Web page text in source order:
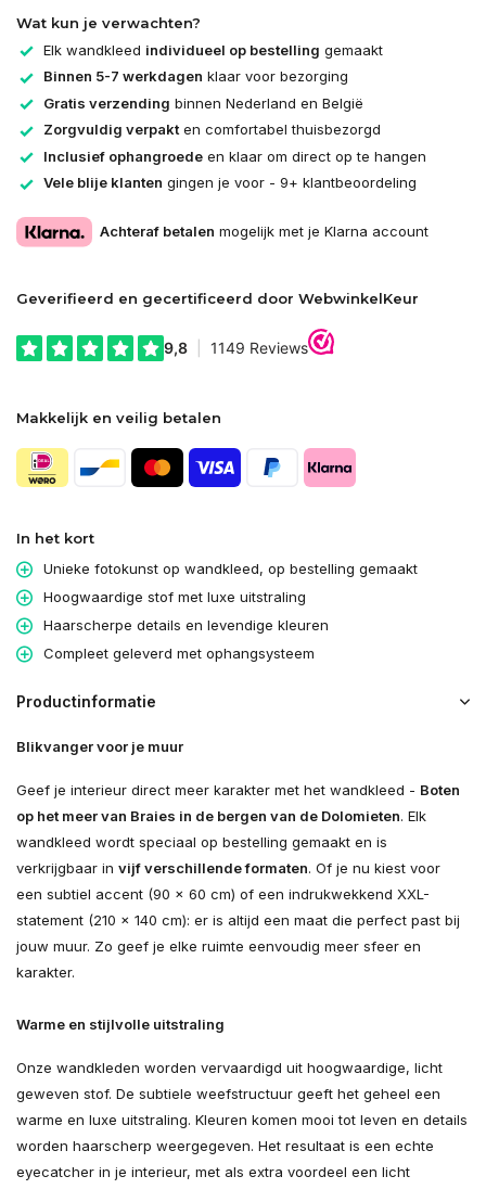
Wat kun je verwachten?
Elk wandkleed individueel op bestelling gemaakt
Binnen 5-7 werkdagen klaar voor bezorging
Gratis verzending binnen Nederland en België
Zorgvuldig verpakten comfortabel thuisbezorgd
Inclusief ophangroede en klaar om direct op te hangen
Vele blije klanten gingen je voor - 9+ klantbeoordeling
Achteraf betalen mogelijk met je Klarna account
Geverifieerd en gecertificeerd door WebwinkelKeur
Makkelijk en veilig betalen
In het kort
Unieke fotokunst op wandkleed, op bestelling gemaakt
Hoogwaardige stof met luxe uitstraling
Haarscherpe details en levendige kleuren
Compleet geleverd met ophangsysteem
Productinformatie
Blikvanger voor je muur
Geef je interieur direct meer karakter met het wandkleed - Boten
op het meer van Braies in de bergen van de Dolomieten. Elk
wandkleed wordt speciaal op bestelling gemaakt en is
verkrijgbaar in vijf verschillende formaten. Of je nu kiest voor
een subtiel accent (90 × 60 cm) of een indrukwekkend XXL-
statement (210 × 140 cm): er is altijd een maat die perfect past bij
jouw muur. Zo geef je elke ruimte eenvoudig meer sfeer en
karakter.
Warme en stijlvolle uitstraling
Onze wandkleden worden vervaardigd uit hoogwaardige, licht
geweven stof. De subtiele weefstructuur geeft het geheel een
warme en luxe uitstraling. Kleuren komen mooi tot leven en details
worden haarscherp weergegeven. Het resultaat is een echte
eyecatcher in je interieur, met als extra voordeel een licht